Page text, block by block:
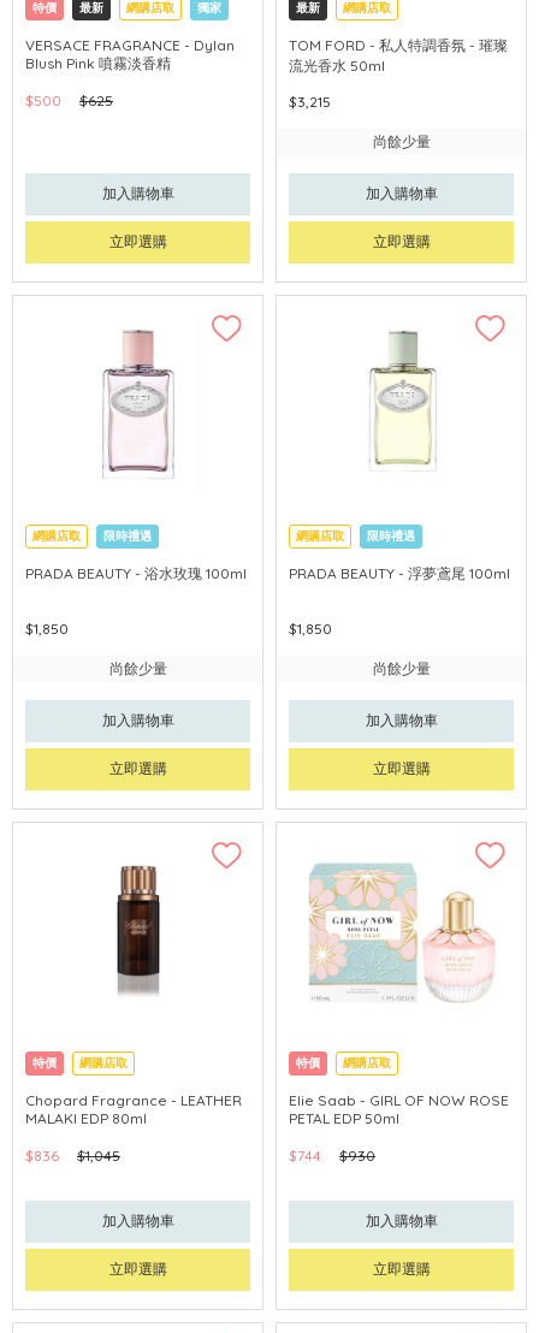
特價 最新 網購店取 獨家
VERSACE FRAGRANCE - Dylan
Blush Pink 噴霧淡香精
$500 $625
加入購物車
立即選購
最新 網購店取
TOM FORD - 私人特調香氛 - 璀璨
流光香水 50ml
$3,215
尚餘少量
加入購物車
立即選購
網購店取 限時禮遇
PRADA BEAUTY - 浴水玫瑰 100ml
$1,850
尚餘少量
加入購物車
立即選購
網購店取 限時禮遇
PRADA BEAUTY - 浮夢鳶尾 100ml
$1,850
尚餘少量
加入購物車
立即選購
特價 網購店取
Chopard Fragrance - LEATHER
MALAKI EDP 80ml
$836 $1,045
加入購物車
立即選購
特價 網購店取
Elie Saab - GIRL OF NOW ROSE
PETAL EDP 50ml
$744 $930
加入購物車
立即選購